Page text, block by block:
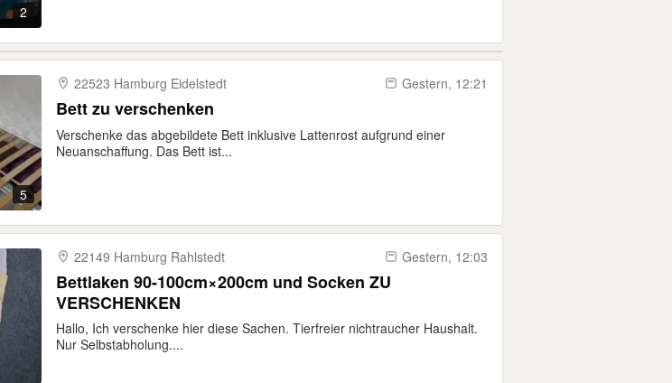
2
5
22523 Hamburg Eidelstedt Gestern, 12:21
Bett zu verschenken
Verschenke das abgebildete Bett inklusive Lattenrost aufgrund einer
Neuanschaffung. Das Bett ist...
22149 Hamburg Rahlstedt Gestern, 12:03
Bettlaken 90-100cm×200cm und Socken ZU
VERSCHENKEN
Hallo, Ich verschenke hier diese Sachen. Tierfreier nichtraucher Haushalt.
Nur Selbstabholung....